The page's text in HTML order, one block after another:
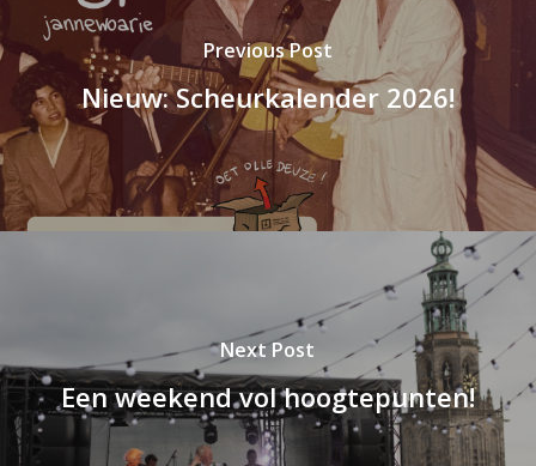
Previous Post
Nieuw: Scheurkalender 2026!
Next Post
Een weekend vol hoogtepunten!